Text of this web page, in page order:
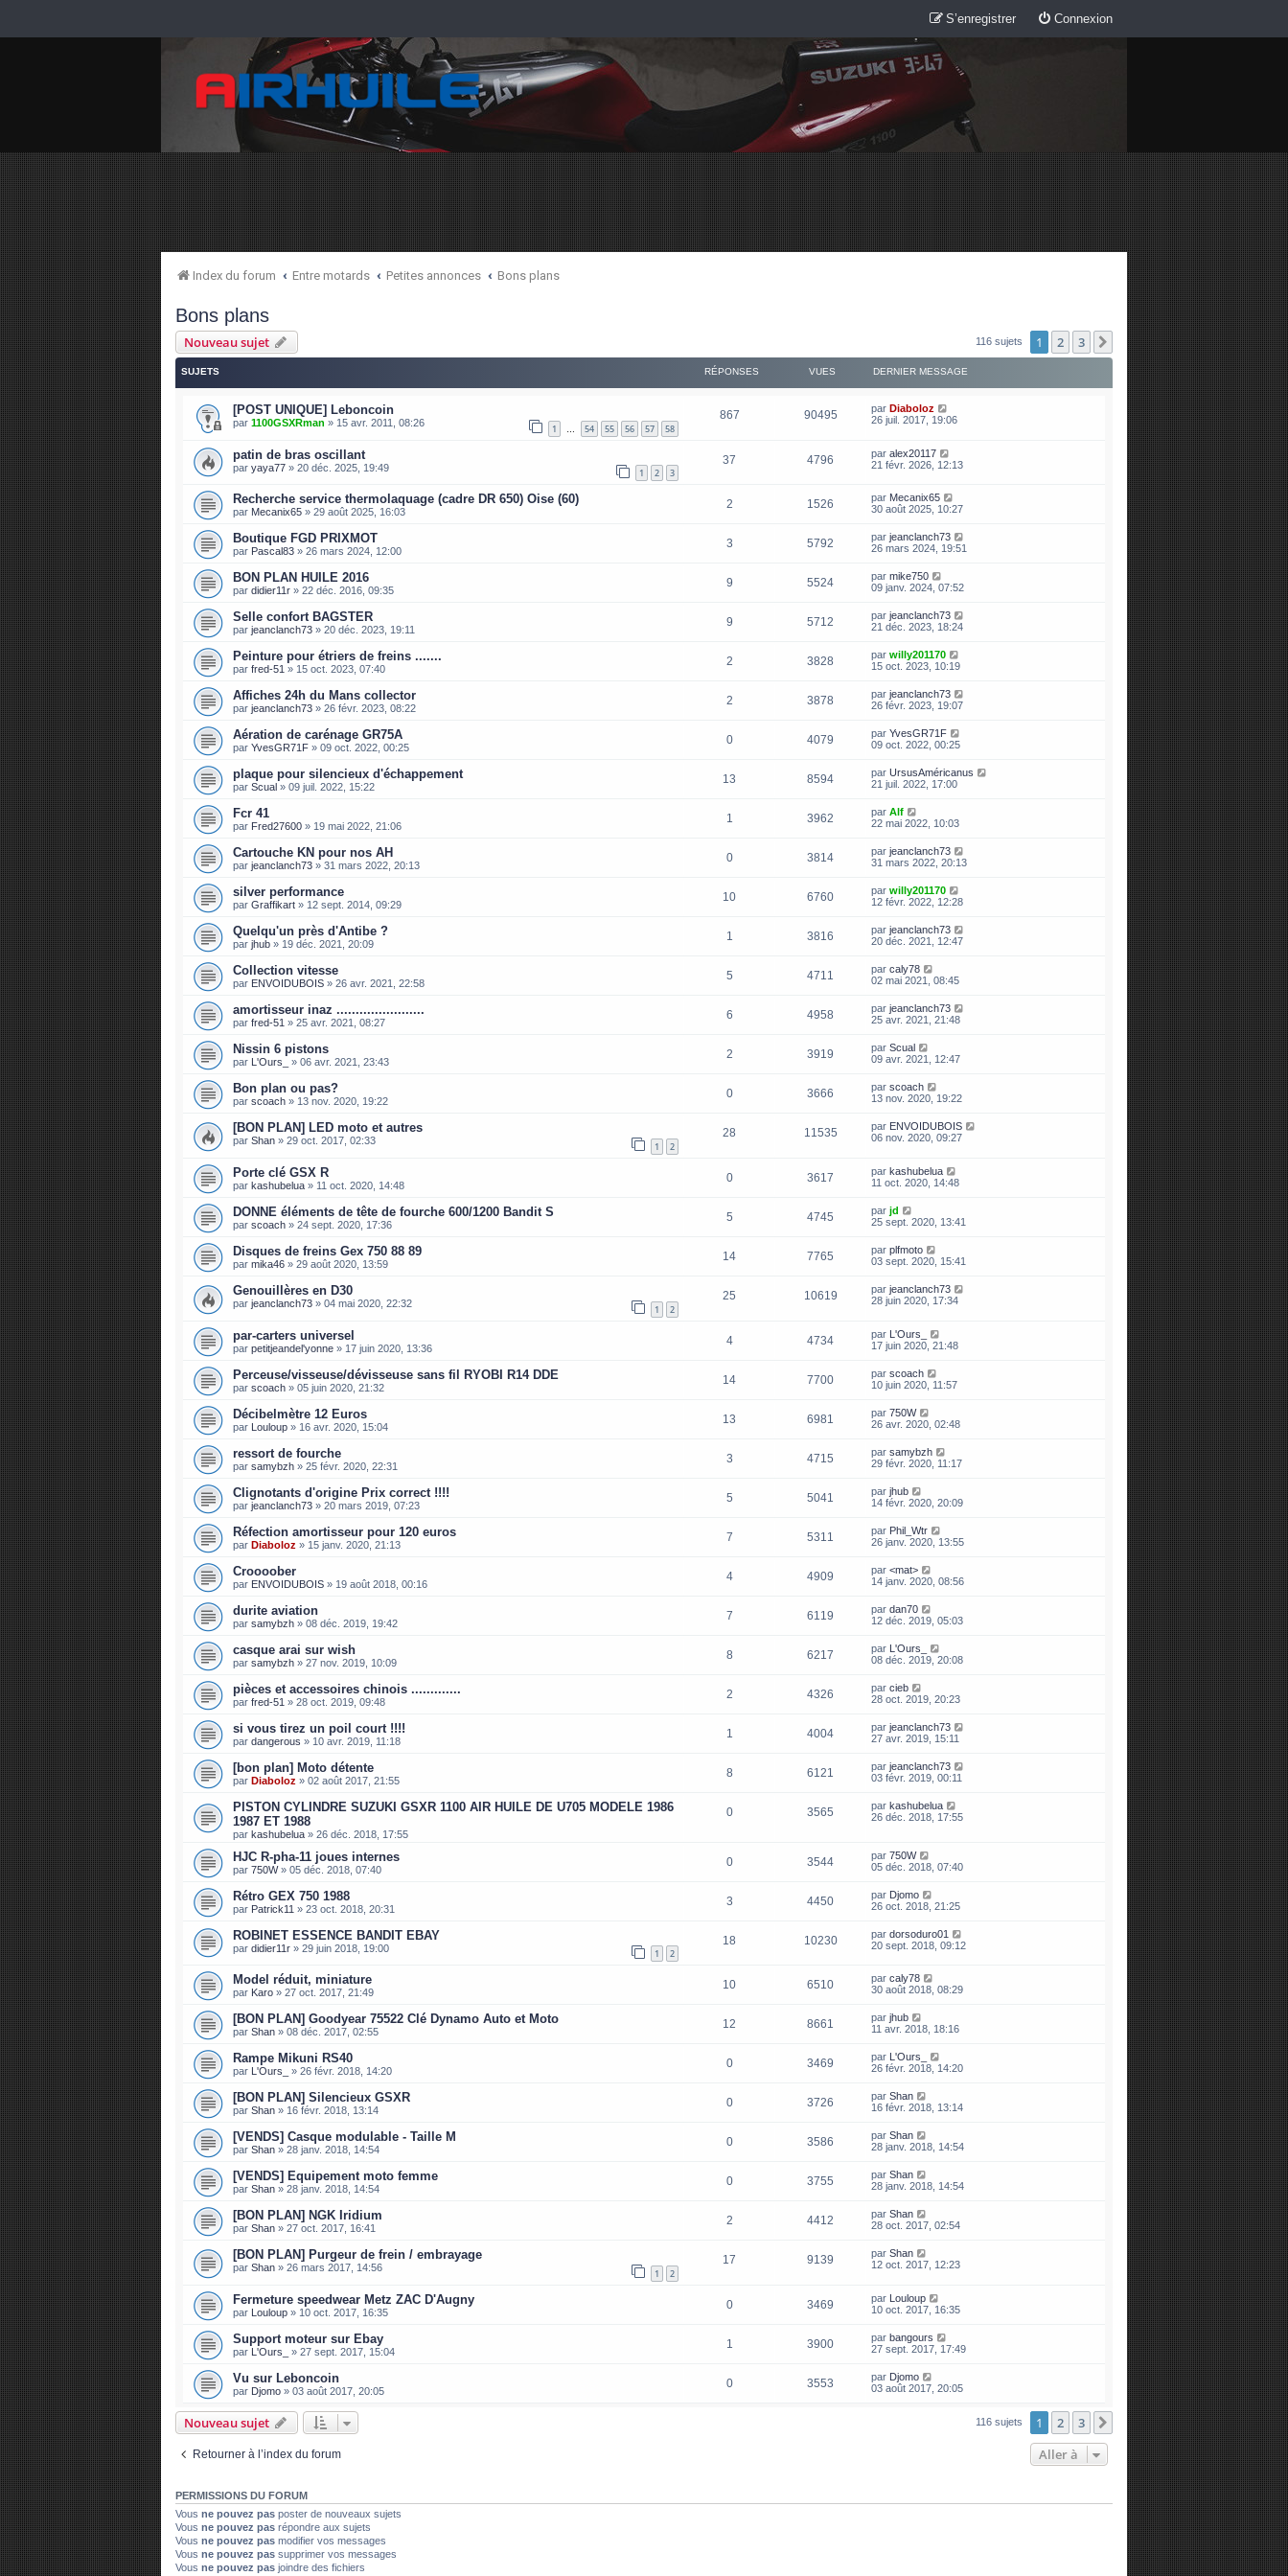
Connexion
S’enregistrer
Index du forum Entre motards Petites annonces Bons plans
Bons plans
Nouveau sujet 116 sujets 1 2 3 Suivante
SUJETS RÉPONSES VUES DERNIER MESSAGE
[POST UNIQUE] Leboncoin
par 1100GSXRman » 15 avr. 2011, 08:26 1 … 54 55 56 57 58
867 90495 par Diaboloz
26 juil. 2017, 19:06
patin de bras oscillant
par yaya77 » 20 déc. 2025, 19:49 1 2 3
37 4796 par alex20117
21 févr. 2026, 12:13
Recherche service thermolaquage (cadre DR 650) Oise (60)
par Mecanix65 » 29 août 2025, 16:03
2 1526 par Mecanix65
30 août 2025, 10:27
Boutique FGD PRIXMOT
par Pascal83 » 26 mars 2024, 12:00
3 5792 par jeanclanch73
26 mars 2024, 19:51
BON PLAN HUILE 2016
par didier11r » 22 déc. 2016, 09:35
9 5524 par mike750
09 janv. 2024, 07:52
Selle confort BAGSTER
par jeanclanch73 » 20 déc. 2023, 19:11
9 5712 par jeanclanch73
21 déc. 2023, 18:24
Peinture pour étriers de freins .......
par fred-51 » 15 oct. 2023, 07:40
2 3828 par willy201170
15 oct. 2023, 10:19
Affiches 24h du Mans collector
par jeanclanch73 » 26 févr. 2023, 08:22
2 3878 par jeanclanch73
26 févr. 2023, 19:07
Aération de carénage GR75A
par YvesGR71F » 09 oct. 2022, 00:25
0 4079 par YvesGR71F
09 oct. 2022, 00:25
plaque pour silencieux d'échappement
par Scual » 09 juil. 2022, 15:22
13 8594 par UrsusAméricanus
21 juil. 2022, 17:00
Fcr 41
par Fred27600 » 19 mai 2022, 21:06
1 3962 par Alf
22 mai 2022, 10:03
Cartouche KN pour nos AH
par jeanclanch73 » 31 mars 2022, 20:13
0 3814 par jeanclanch73
31 mars 2022, 20:13
silver performance
par Graffikart » 12 sept. 2014, 09:29
10 6760 par willy201170
12 févr. 2022, 12:28
Quelqu'un près d'Antibe ?
par jhub » 19 déc. 2021, 20:09
1 3816 par jeanclanch73
20 déc. 2021, 12:47
Collection vitesse
par ENVOIDUBOIS » 26 avr. 2021, 22:58
5 4711 par caly78
02 mai 2021, 08:45
amortisseur inaz .......................
par fred-51 » 25 avr. 2021, 08:27
6 4958 par jeanclanch73
25 avr. 2021, 21:48
Nissin 6 pistons
par L'Ours_ » 06 avr. 2021, 23:43
2 3919 par Scual
09 avr. 2021, 12:47
Bon plan ou pas?
par scoach » 13 nov. 2020, 19:22
0 3666 par scoach
13 nov. 2020, 19:22
[BON PLAN] LED moto et autres
par Shan » 29 oct. 2017, 02:33 1 2
28 11535 par ENVOIDUBOIS
06 nov. 2020, 09:27
Porte clé GSX R
par kashubelua » 11 oct. 2020, 14:48
0 3617 par kashubelua
11 oct. 2020, 14:48
DONNE éléments de tête de fourche 600/1200 Bandit S
par scoach » 24 sept. 2020, 17:36
5 4745 par jd
25 sept. 2020, 13:41
Disques de freins Gex 750 88 89
par mika46 » 29 août 2020, 13:59
14 7765 par plfmoto
03 sept. 2020, 15:41
Genouillères en D30
par jeanclanch73 » 04 mai 2020, 22:32 1 2
25 10619 par jeanclanch73
28 juin 2020, 17:34
par-carters universel
par petitjeandel'yonne » 17 juin 2020, 13:36
4 4734 par L'Ours_
17 juin 2020, 21:48
Perceuse/visseuse/dévisseuse sans fil RYOBI R14 DDE
par scoach » 05 juin 2020, 21:32
14 7700 par scoach
10 juin 2020, 11:57
Décibelmètre 12 Euros
par Louloup » 16 avr. 2020, 15:04
13 6981 par 750W
26 avr. 2020, 02:48
ressort de fourche
par samybzh » 25 févr. 2020, 22:31
3 4715 par samybzh
29 févr. 2020, 11:17
Clignotants d'origine Prix correct !!!!
par jeanclanch73 » 20 mars 2019, 07:23
5 5041 par jhub
14 févr. 2020, 20:09
Réfection amortisseur pour 120 euros
par Diaboloz » 15 janv. 2020, 21:13
7 5311 par Phil_Wtr
26 janv. 2020, 13:55
Croooober
par ENVOIDUBOIS » 19 août 2018, 00:16
4 4909 par <mat>
14 janv. 2020, 08:56
durite aviation
par samybzh » 08 déc. 2019, 19:42
7 6119 par dan70
12 déc. 2019, 05:03
casque arai sur wish
par samybzh » 27 nov. 2019, 10:09
8 6217 par L'Ours_
08 déc. 2019, 20:08
pièces et accessoires chinois .............
par fred-51 » 28 oct. 2019, 09:48
2 4326 par cieb
28 oct. 2019, 20:23
si vous tirez un poil court !!!!
par dangerous » 10 avr. 2019, 11:18
1 4004 par jeanclanch73
27 avr. 2019, 15:11
[bon plan] Moto détente
par Diaboloz » 02 août 2017, 21:55
8 6121 par jeanclanch73
03 févr. 2019, 00:11
PISTON CYLINDRE SUZUKI GSXR 1100 AIR HUILE DE U705 MODELE 1986
1987 ET 1988
par kashubelua » 26 déc. 2018, 17:55
0 3565 par kashubelua
26 déc. 2018, 17:55
HJC R-pha-11 joues internes
par 750W» 05 déc. 2018, 07:40
0 3544 par 750W
05 déc. 2018, 07:40
Rétro GEX 750 1988
par Patrick11 » 23 oct. 2018, 20:31
3 4450 par Djomo
26 oct. 2018, 21:25
ROBINET ESSENCE BANDIT EBAY
par didier11r » 29 juin 2018, 19:00 1 2
18 10230 par dorsoduro01
20 sept. 2018, 09:12
Model réduit, miniature
par Karo » 27 oct. 2017, 21:49
10 6510 par caly78
30 août 2018, 08:29
[BON PLAN] Goodyear 75522 Clé Dynamo Auto et Moto
par Shan » 08 déc. 2017, 02:55
12 8661 par jhub
11 avr. 2018, 18:16
Rampe Mikuni RS40
par L'Ours_ » 26 févr. 2018, 14:20
0 3469 par
L'Ours_
26 févr. 2018, 14:20
[BON PLAN] Silencieux GSXR
par Shan » 16 févr. 2018, 13:14
0 3726 par Shan
16 févr. 2018, 13:14
[VENDS] Casque modulable - Taille M
par Shan » 28 janv. 2018, 14:54
0 3586 par Shan
28 janv. 2018, 14:54
[VENDS] Equipement moto femme
par Shan » 28 janv. 2018, 14:54
0 3755 par Shan
28 janv. 2018, 14:54
[BON PLAN] NGK Iridium
par Shan » 27 oct. 2017, 16:41
2 4412 par Shan
28 oct. 2017, 02:54
[BON PLAN] Purgeur de frein / embrayage
par Shan » 26 mars 2017, 14:56 1 2
17 9139 par Shan
12 oct. 2017, 12:23
Fermeture speedwear Metz ZAC D'Augny
par Louloup » 10 oct. 2017, 16:35
0 3469 par Louloup
10 oct. 2017, 16:35
Support moteur sur Ebay
par L'Ours_ » 27 sept. 2017, 15:04
1 3900 par bangours
27 sept. 2017, 17:49
Vu sur Leboncoin
par Djomo » 03 août 2017, 20:05
0 3553 par Djomo
03 août 2017, 20:05
Nouveau sujet 116 sujets 1 2 3 Suivante
Retourner à l’index du forum Aller à
PERMISSIONS DU FORUM
Vous ne pouvez pas poster de nouveaux sujets
Vous ne pouvez pas répondre aux sujets
Vous ne pouvez pas modifier vos messages
Vous ne pouvez pas supprimer vos messages
Vous ne pouvez pas joindre des fichiers